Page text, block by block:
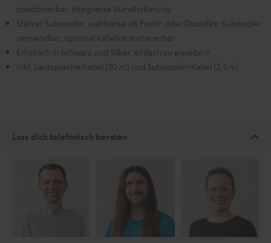
positionierbar, integrierte Wandhalterung
Starker Subwoofer, wahlweise als Front- oder Downfire-Subwoofer
verwendbar, optional kabellos ansteuerbar
Erhältlich in Schwarz und Silber, einfach zu erweitern
Inkl. Lautsprecherkabel (30 m) und Subwoofer-Kabel (2,5 m)
Lass dich telefonisch beraten